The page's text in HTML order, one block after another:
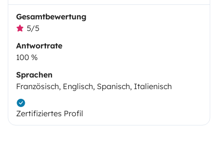
Gesamtbewertung
5/5
Antwortrate
100 %
Sprachen
Französisch, Englisch, Spanisch, Italienisch
Zertifiziertes Profil